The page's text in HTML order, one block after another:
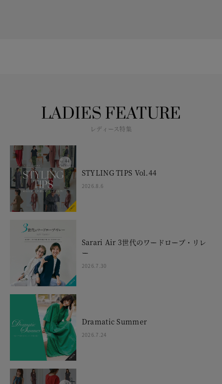
LADIES FEATURE
レディース特集
STYLING TIPS Vol.44
2026.8.6
Sarari Air 3世代のワードローブ・リレ
ー
2026.7.30
Dramatic Summer
2026.7.24